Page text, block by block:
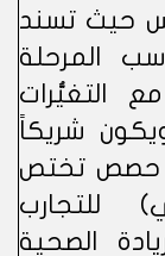
حيث تسند
المرحلة
التغيُّرات
شريكاً
حصص تختص
للتجارب
الصحية